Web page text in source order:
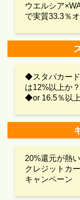
ウエルシア
で実質33.3％
◆スタバカー
は12%以上か？
◆or 16.5％以
20%還元が熱い
クレジットカ
キャンペーン